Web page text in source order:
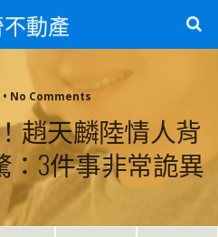
動產
• No Comments
趙天麟陸情人背
：3件事非常詭異